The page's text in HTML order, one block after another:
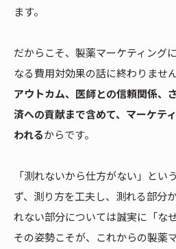
ます。
だからこそ、製薬マーケティング
なる費用対効果の話に終わりません
アウトカム、医師との信頼関係、
済への貢献まで含めて、マーケテ
われるからです。
「測れないから仕方がない」とい
ず、測り方を工夫し、測れる部分
れない部分については誠実に「な
その姿勢こそが、これからの製薬